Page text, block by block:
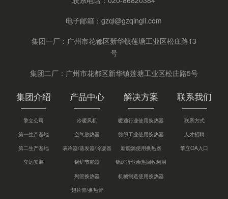
电子邮箱：gzql@gzqingli.com
集团一厂：广州市花都区新华镇莲塘工业区松庄路13
号
集团二厂：广州市花都区新华镇莲塘工业区松庄路5号
集团介绍
擎立公司
第一生产基地
第二生产基地
立远安装
产品中心
冷暖风机
空气散热器
表冷器/蒸发器/冷凝器
锅炉节能器
列管换热器
翅片管/换热管
解决方案
暖通行业使用换热器
纺织工业使用换热器
新能源使用换热器
锅炉行业余热回收利用
机械制造使用换热器
联系我们
联系方式
人才招聘
擎立OA入口